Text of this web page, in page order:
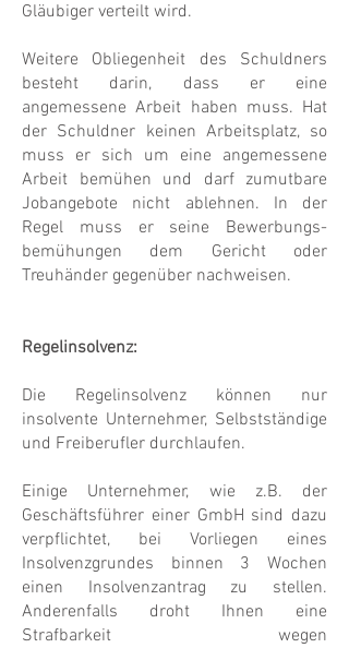
Gläubiger verteilt wird.
Weitere Obliegenheit des Schuldners
besteht darin, dass er eine
angemessene Arbeit haben muss. Hat
der Schuldner keinen Arbeitsplatz, so
muss er sich um eine angemessene
Arbeit bemühen und darf zumutbare
Jobangebote nicht ablehnen. In der
Regel muss er seine Bewerbungs­
bemühungen dem Gericht oder
Treuhänder gegenüber nachweisen.
Regelinsolvenz:
Die Regelinsolvenz können nur
insolvente Unternehmer, Selbstständige
und Freiberufler durchlaufen.
Einige Unternehmer, wie z.B. der
Geschäftsführer einer GmbH sind dazu
verpflichtet, bei Vorliegen eines
Insolvenzgrundes binnen 3 Wochen
einen Insolvenzantrag zu stellen.
Anderenfalls droht Ihnen eine
Strafbarkeit wegen